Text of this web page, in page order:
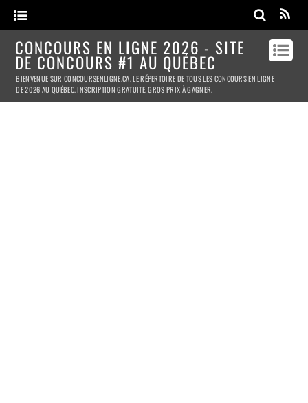
CONCOURS EN LIGNE 2026 - SITE
DE CONCOURS #1 AU QUÉBEC
BIENVENUE SUR CONCOURSENLIGNE.CA. LE RÉPERTOIRE DE TOUS LES CONCOURS EN LIGNE
DE 2026 AU QUÉBEC. INSCRIPTION GRATUITE. GROS PRIX À GAGNER.